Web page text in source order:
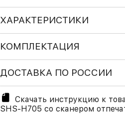
ХАРАКТЕРИСТИКИ
КОМПЛЕКТАЦИЯ
ДОСТАВКА ПО РОССИИ
Скачать инструкцию к
SHS-H705 со сканером